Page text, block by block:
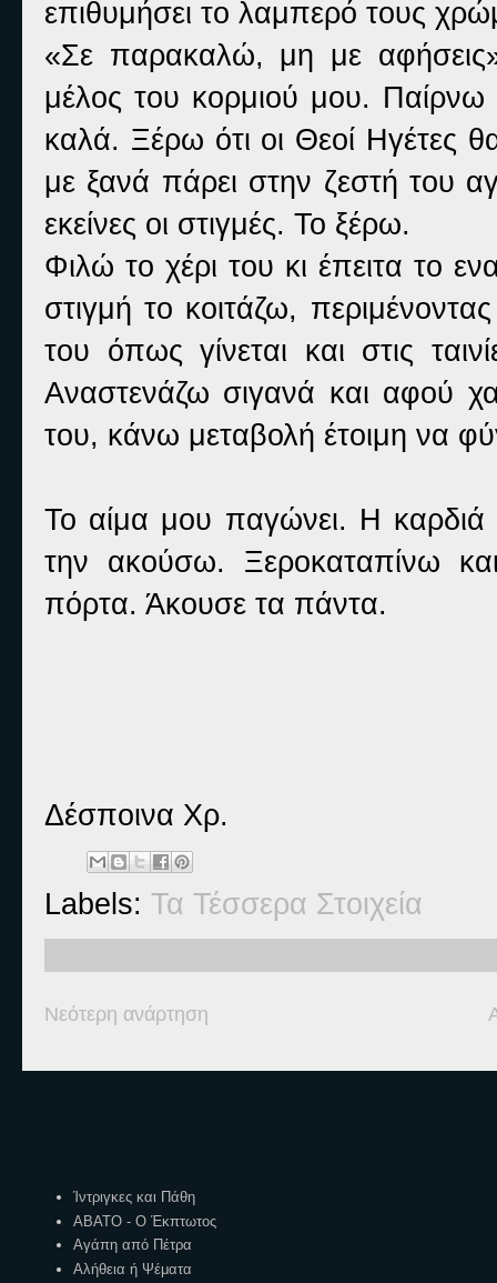
επιθυμήσει το λαμπερό τους
«Σε παρακαλώ, μη με
μέλος του κορμιού μου. Παίρνω
καλά. Ξέρω ότι οι Θεοί Ηγέτες
με ξανά πάρει στην ζεστή του
εκείνες οι στιγμές. Το ξέρω.
Φιλώ το χέρι του κι έπειτα το
στιγμή το κοιτάζω,
του όπως γίνεται και στις
Αναστενάζω σιγανά και αφού
του, κάνω μεταβολή έτοιμη να
Το αίμα μου παγώνει. Η
την ακούσω. Ξεροκαταπίνω
πόρτα. Άκουσε τα πάντα.
Δέσποινα Χρ.
Labels: Τα Τέσσερα Στοιχεία
Νεότερη ανάρτηση
Ίντριγκες και Πάθη
ΑΒΑΤΟ - Ο Έκπτωτος
Αγάπη από Πέτρα
Αλήθεια ή Ψέματα